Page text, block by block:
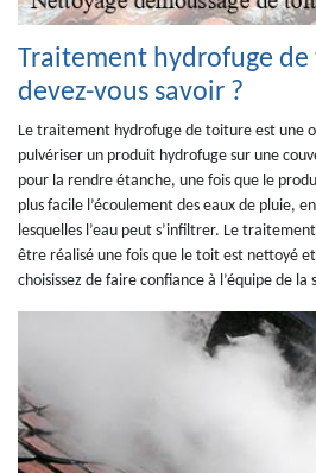
Traitement hydrofuge
devez-vous savoir ?
Le traitement hydrofuge de toiture est une
pulvériser un produit hydrofuge sur une
pour la rendre étanche, une fois que le
plus facile l’écoulement des eaux de pluie,
lesquelles l’eau peut s’infiltrer. Le
être réalisé une fois que le toit est nettoyé
choisissez de faire confiance à l’équipe de la